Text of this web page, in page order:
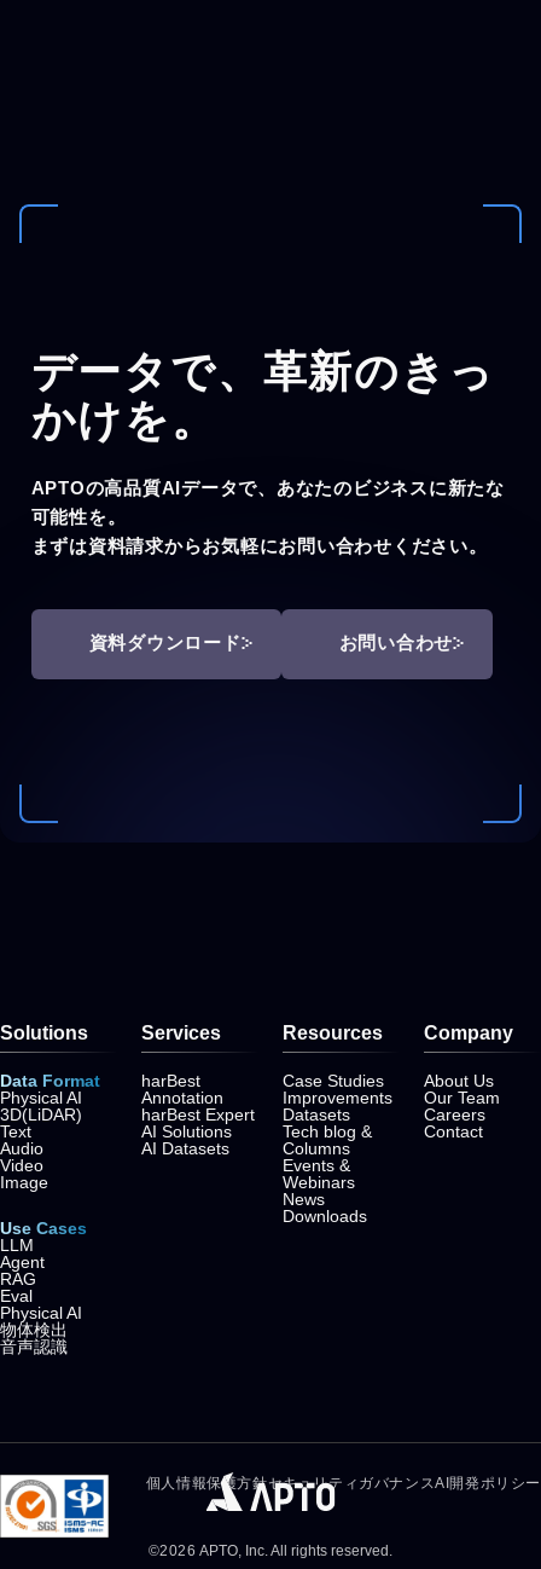
データで、 革新のきっ
かけを。
APTOの高品質AIデータで、あなたのビジネスに新たな
可能性を。
まずは資料請求からお気軽にお問い合わせください。
資料ダウンロード お問い合わせ
Solutions
Data Format
Physical AI
3D(LiDAR)
Text
Audio
Video
Image
Use Cases
LLM
Agent
RAG
Eval
Physical AI
物体検出
音声認識
Services
harBest
Annotation
harBest Expert
AI Solutions
AI Datasets
Resources
Case Studies
Improvements
Datasets
Tech blog &
Columns
Events &
Webinars
News
Downloads
Company
About Us
Our Team
Careers
Contact
個人情報保護方針セキュリティガバナンスAI開発ポリシー
©2026 APTO, Inc. All rights reserved.